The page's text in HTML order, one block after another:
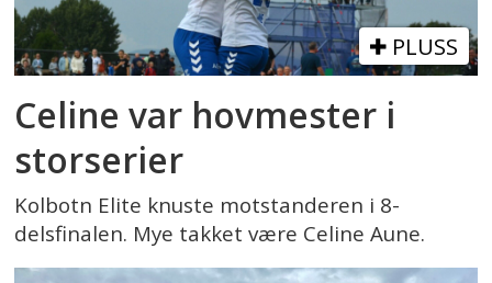
PLUSS
Celine var hovmester i
storserier
Kolbotn Elite knuste motstanderen i 8-
delsfinalen. Mye takket være Celine Aune.